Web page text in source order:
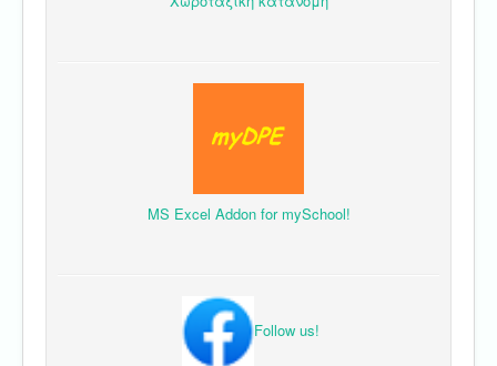
MS Excel Addon for mySchool!
Follow us!